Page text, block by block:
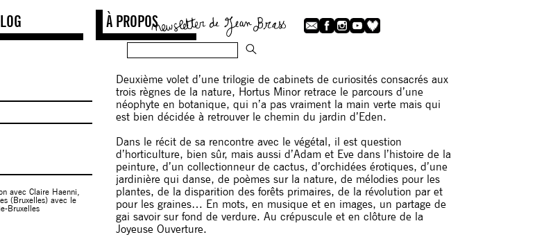
À PROPOS
avec Claire Haenni,
(Bruxelles) avec le
Bruxelles
Deuxième volet d’une trilogie de cabinets de curiosités consacrés aux
trois règnes de la nature, Hortus Minor retrace le parcours d’une
néophyte en botanique, qui n’a pas vraiment la main verte mais qui
est bien décidée à retrouver le chemin du jardin d’Eden.
Dans le récit de sa rencontre avec le végétal, il est question
d’horticulture, bien sûr, mais aussi d’Adam et Eve dans l’histoire de la
peinture, d’un collectionneur de cactus, d’orchidées érotiques, d’une
jardinière qui danse, de poèmes sur la nature, de mélodies pour les
plantes, de la disparition des forêts primaires, de la révolution par et
pour les graines… En mots, en musique et en images, un partage de
gai savoir sur fond de verdure. Au crépuscule et en clôture de la
Joyeuse Ouverture.